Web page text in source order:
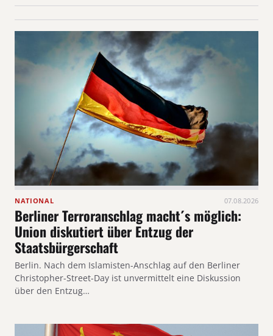
NATIONAL 07.08.2026
Berliner Terroranschlag macht´s möglich:
Union diskutiert über Entzug der
Staatsbürgerschaft
Berlin. Nach dem Islamisten-Anschlag auf den Berliner
Christopher-Street-Day ist unvermittelt eine Diskussion
über den Entzug…